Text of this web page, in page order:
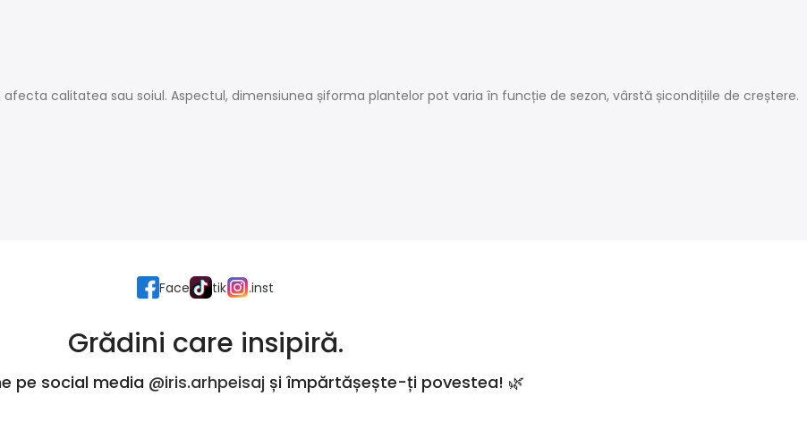
calitatea sau soiul. Aspectul, dimensiunea șiforma plantelor pot varia în funcție de sezon, vârstă șicondițiile de creștere.
Face tik .inst
Grădini care insipiră.
pe social media @iris.arhpeisaj și împărtășește-ți povestea! 🌿